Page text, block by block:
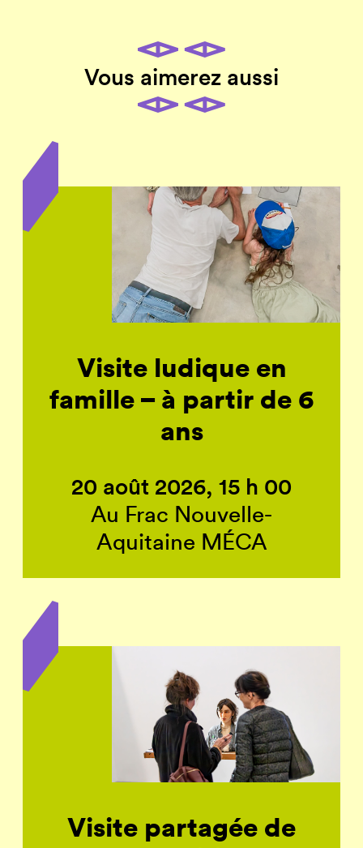
Vous aimerez aussi
Visite ludique en
famille – à partir de 6
ans
20 août 2026, 15 h 00
Au Frac Nouvelle-
Aquitaine MÉCA
Visite partagée de